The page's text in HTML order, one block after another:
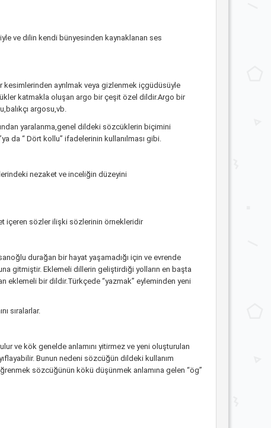
ve dilin kendi bünyesinden kaynaklanan ses
kesimlerinden ayrılmak veya gizlenmek içgüdüsüyle
katmakla oluşan argo bir çeşit özel dildir.Argo bir
argosu,vb.
yaralanma,genel dildeki sözcüklerin biçimini
da “ Dört kollu” ifadelerinin kullanılması gibi.
nezaket ve inceliğin düzeyini
içeren sözler ilişki sözlerinin örnekleridir
durağan bir hayat yaşamadığı için ve evrende
gitmiştir. Eklemeli dillerin geliştirdiği yolların en başta
eklemeli bir dildir.Türkçede “yazmak” eyleminden yeni
sıralarlar.
ve kök genelde anlamını yitirmez ve yeni oluşturulan
Bunun nedeni sözcüğün dildeki kullanım
sözcüğünün kökü düşünmek anlamına gelen “ög”